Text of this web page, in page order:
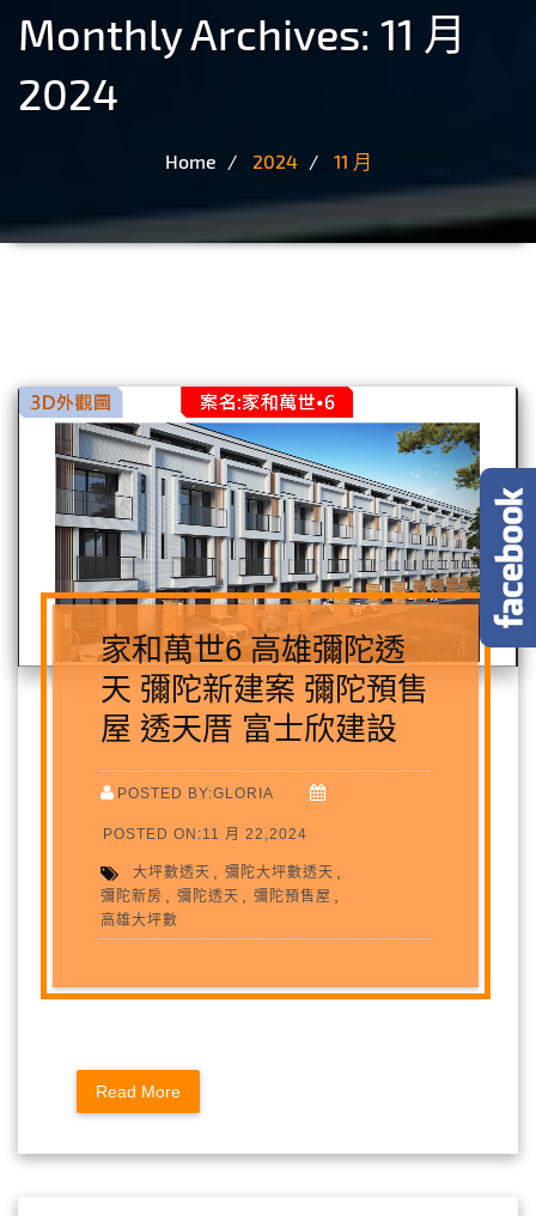
Monthly Archives: 11 月
2024
Home 2024 11 月
家和萬世6 高雄彌陀透
天 彌陀新建案 彌陀預售
屋 透天厝 富士欣建設
POSTED BY:GLORIA
POSTED ON:11 月 22,2024
大坪數透天 ,彌陀大坪數透天 ,
彌陀新房 ,彌陀透天 ,彌陀預售屋 ,
高雄大坪數
Read More